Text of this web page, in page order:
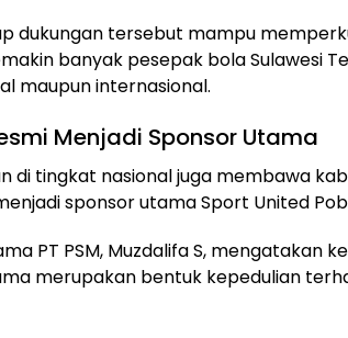
dukungan tersebut mampu
banyak pesepak bola Sulawesi
maupun internasional.
Menjadi Sponsor Utama
di tingkat nasional juga membawa
sponsor utama Sport United
PT PSM, Muzdalifa S, mengatakan
merupakan bentuk kepedulian